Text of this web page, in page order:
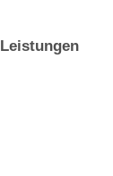
Leistungen